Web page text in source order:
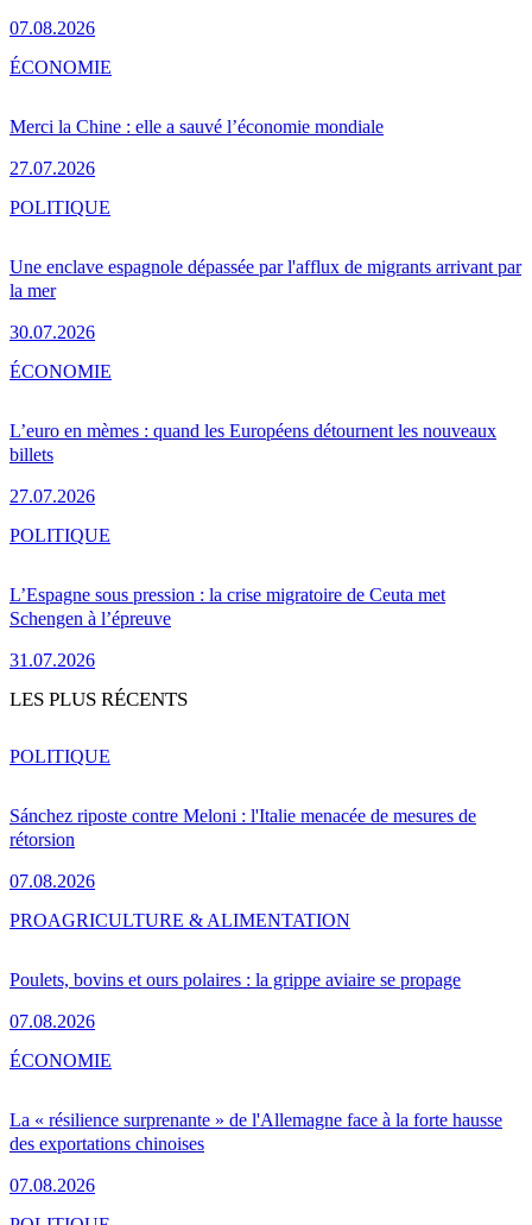
07.08.2026
Merci la Chine : elle a sauvé l’économie mondiale
27.07.2026
ÉCONOMIE
Une enclave espagnole dépassée par l'afflux de migrants arrivant par
la mer
30.07.2026
POLITIQUE
L’euro en mèmes : quand les Européens détournent les nouveaux
billets
27.07.2026
ÉCONOMIE
L’Espagne sous pression : la crise migratoire de Ceuta met
Schengen à l’épreuve
31.07.2026
POLITIQUE
LES PLUS RÉCENTS
Sánchez riposte contre Meloni : l'Italie menacée de mesures de
rétorsion
07.08.2026
POLITIQUE
Poulets, bovins et ours polaires : la grippe aviaire se propage
07.08.2026
PROAGRICULTURE & ALIMENTATION
La « résilience surprenante » de l'Allemagne face à la forte hausse
des exportations chinoises
07.08.2026
ÉCONOMIE